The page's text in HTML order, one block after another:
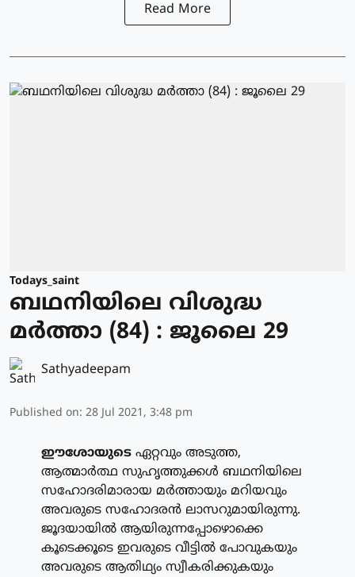
Read More
Todays_saint
ബഥനിയിലെ വിശുദ്ധ
മര്‍ത്താ (84) : ജൂലൈ 29
Sathyadeepam
Published on: 28 Jul 2021, 3:48 pm
ഈശോയുടെ ഏറ്റവും അടുത്ത,
ആത്മാര്‍ത്ഥ സുഹൃത്തുക്കള്‍ ബഥനിയിലെ
സഹോദരിമാരായ മര്‍ത്തായും മറിയവും
അവരുടെ സഹോദരന്‍ ലാസറുമായിരുന്നു.
ജൂദയായില്‍ ആയിരുന്നപ്പോഴൊക്കെ
കൂടെക്കൂടെ ഇവരുടെ വീട്ടില്‍ പോവുകയും
അവരുടെ ആതിഥ്യം സ്വീകരിക്കുകയും